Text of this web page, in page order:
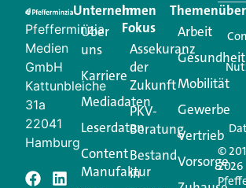
Creator für Ihre Kundenkommunikation.
Ihren Vertriebsalltag leichter macht.
Login.
Jetzt anmelden
Pfefferminzia
Medien
GmbH
Kattunbleiche
31a
22041
Hamburg
Unternehmen
Über
uns
Karriere
Mediadaten
Leserdaten
Content
Manufaktur
Im
Fokus
Assekuranz
der
Zukunft
PKV-
Beratung
Bestand
in
Arbeit
Gesundheit
Mobilität
Gewerbe
Vertrieb
Vorsorge
©
2026